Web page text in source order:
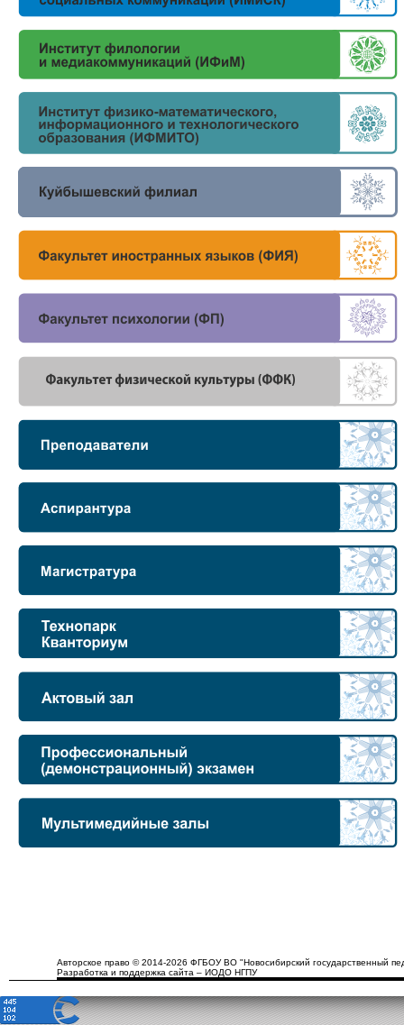
Авторское право © 2014-2026 ФГБОУ ВО "Новосибирский государственный
Разработка и поддержка сайта – ИОДО НГПУ